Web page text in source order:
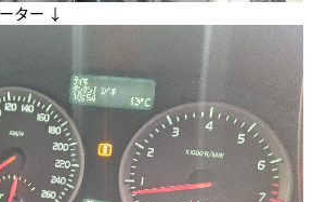
ター ↓